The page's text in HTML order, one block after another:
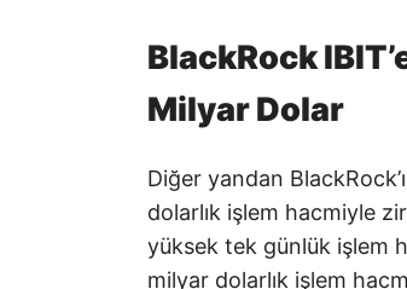
BlackRock
Milyar Dolar
Diğer yandan
dolarlık işlem hacmiyle
yüksek tek günlük işlem
milyar dolarlık işlem